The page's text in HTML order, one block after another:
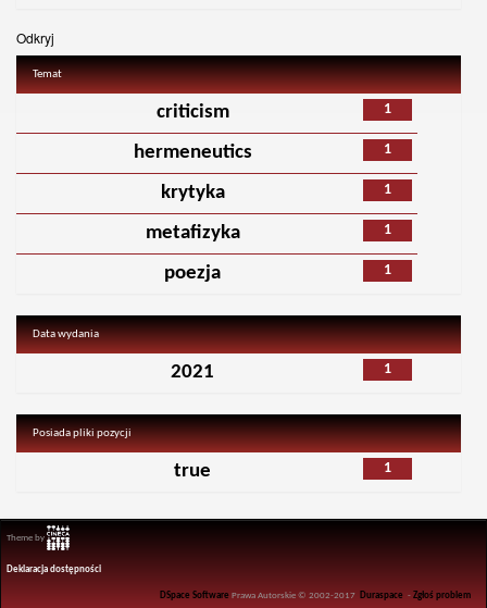
Odkryj
Temat
1
criticism
1
hermeneutics
1
krytyka
1
metafizyka
1
poezja
Data wydania
1
2021
Posiada pliki pozycji
1
true
Theme by
Deklaracja dostępności
DSpace Software Prawa Autorskie © 2002-2017 Duraspace -Zgłoś problem